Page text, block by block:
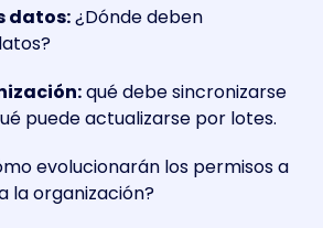
datos:¿Dónde deben
qué debe sincronizarse
puede actualizarse por lotes.
evolucionarán los permisos a
la organización?